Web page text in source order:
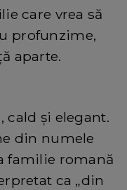
care vrea să
profunzime,
aparte.
cald și elegant.
din numele
familie romană
ca „din